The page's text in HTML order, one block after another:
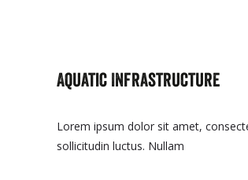
Aquatic Infrastructure
Lorem ipsum dolor sit amet,
sollicitudin luctus. Nullam